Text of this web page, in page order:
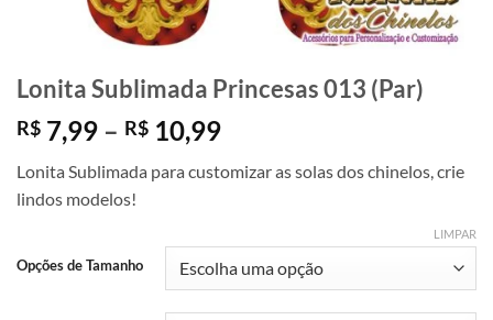
Lonita Sublimada Princesas 013 (Par)
R$ 7,99 – R$ 10,99Faixa
preço:
R$ 10,99
Lonita Sublimada para customizar as solas dos chinelos, crie
lindos modelos!
Opções de Tamanho
LIMPAR